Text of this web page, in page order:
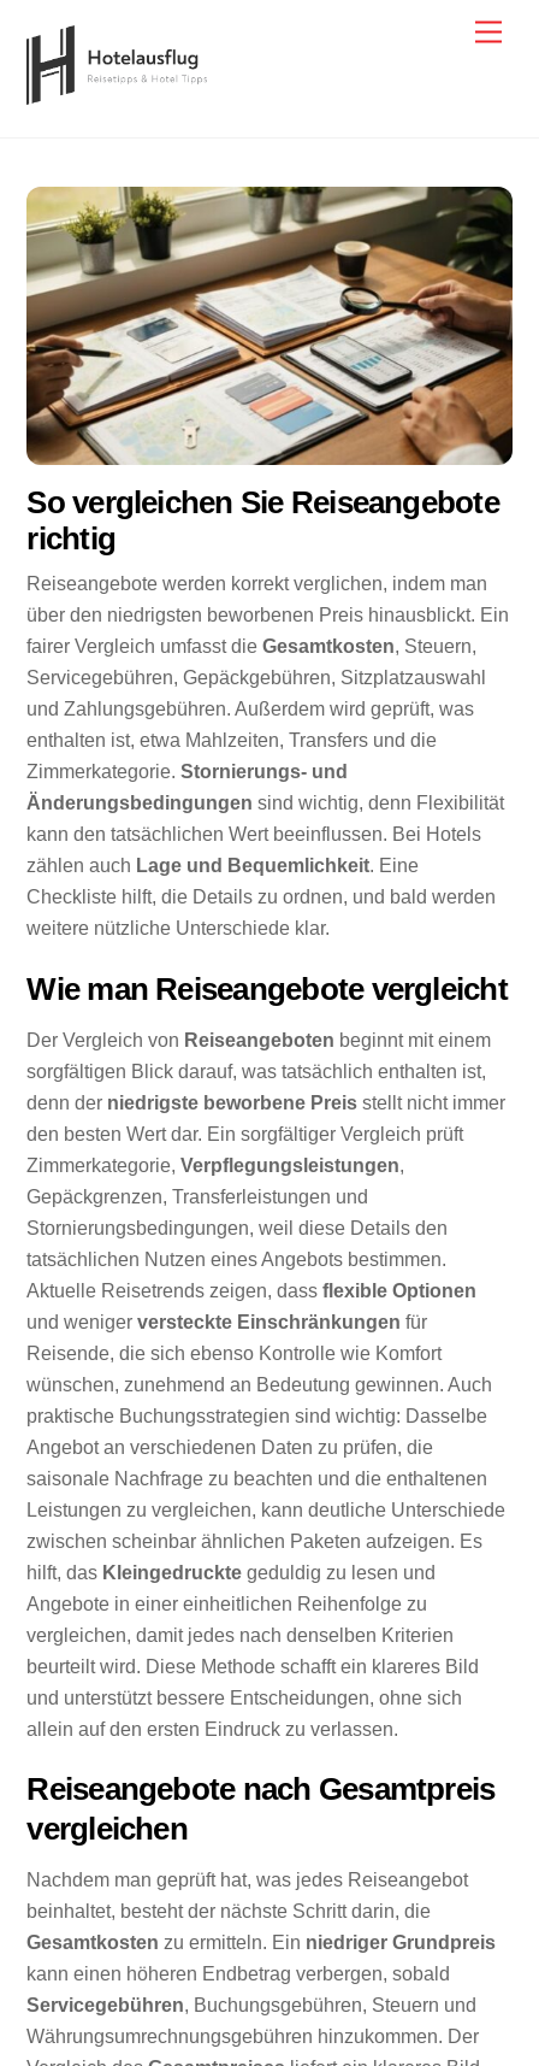
content
So vergleichen Sie Reiseangebote
richtig
Reiseangebote werden korrekt verglichen, indem man
über den niedrigsten beworbenen Preis hinausblickt. Ein
fairer Vergleich umfasst dieGesamtkosten, Steuern,
Servicegebühren, Gepäckgebühren, Sitzplatzauswahl
und Zahlungsgebühren. Außerdem wird geprüft, was
enthalten ist, etwa Mahlzeiten, Transfers und die
Zimmerkategorie.Stornierungs- und
Änderungsbedingungen sind wichtig, denn Flexibilität
kann den tatsächlichen Wert beeinflussen. Bei Hotels
zählen auch Lage und Bequemlichkeit. Eine
Checkliste hilft, die Details zu ordnen, und bald werden
weitere nützliche Unterschiede klar.
Wie man Reiseangebote vergleicht
Der Vergleich von Reiseangeboten beginnt mit einem
sorgfältigen Blick darauf, was tatsächlich enthalten ist,
denn der niedrigste beworbene Preis stellt nicht immer
den besten Wert dar. Ein sorgfältiger Vergleich prüft
Zimmerkategorie,Verpflegungsleistungen,
Gepäckgrenzen, Transferleistungen und
Stornierungsbedingungen, weil diese Details den
tatsächlichen Nutzen eines Angebots bestimmen.
Aktuelle Reisetrends zeigen, dassflexible Optionen
und wenigerversteckte Einschränkungen für
Reisende, die sich ebenso Kontrolle wie Komfort
wünschen, zunehmend an Bedeutung gewinnen. Auch
praktische Buchungsstrategien sind wichtig: Dasselbe
Angebot an verschiedenen Daten zu prüfen, die
saisonale Nachfrage zu beachten und die enthaltenen
Leistungen zu vergleichen, kann deutliche Unterschiede
zwischen scheinbar ähnlichen Paketen aufzeigen. Es
hilft, das Kleingedruckte geduldig zu lesen und
Angebote in einer einheitlichen Reihenfolge zu
vergleichen, damit jedes nach denselben Kriterien
beurteilt wird. Diese Methode schafft ein klareres Bild
und unterstützt bessere Entscheidungen, ohne sich
allein auf den ersten Eindruck zu verlassen.
Reiseangebote nach Gesamtpreis
vergleichen
Nachdem man geprüft hat, was jedes Reiseangebot
beinhaltet, besteht der nächste Schritt darin, die
Gesamtkosten zu ermitteln. Ein niedriger Grundpreis
kann einen höheren Endbetrag verbergen, sobald
Servicegebühren, Buchungsgebühren, Steuern und
Währungsumrechnungsgebühren hinzukommen. Der